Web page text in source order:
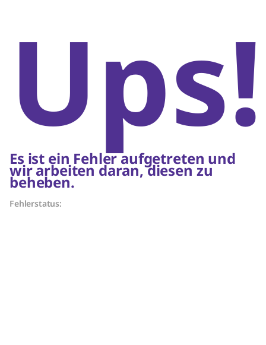
Ups!
Es ist ein Fehler aufgetreten und
wir arbeiten daran, diesen zu
beheben.
Fehlerstatus: